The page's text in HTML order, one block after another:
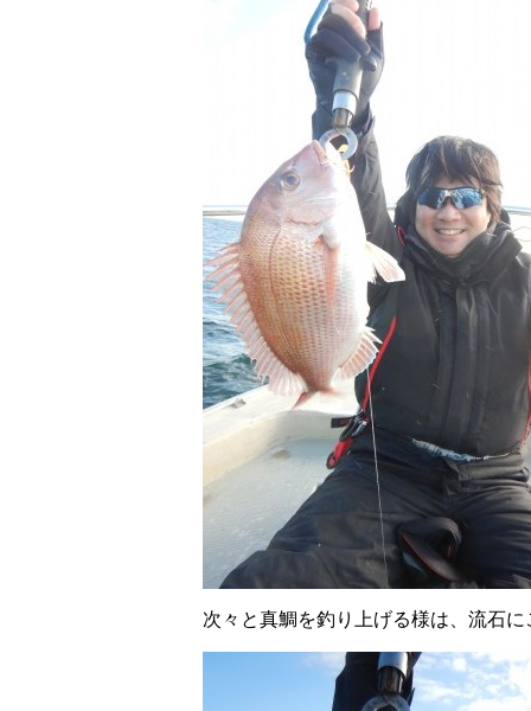
次々と真鯛を釣り上げる様は、流石